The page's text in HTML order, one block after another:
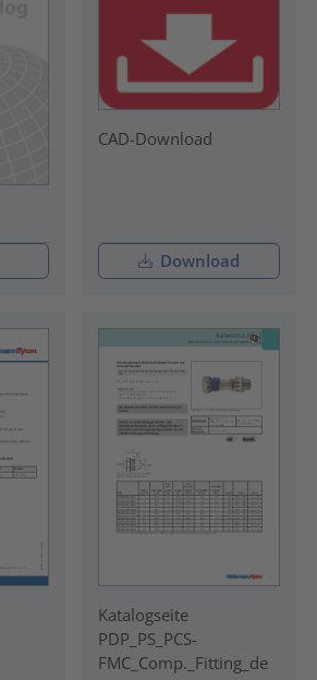
CAD-Download
Download
Katalogseite
PDP_PS_PCS-
FMC_Comp._Fitting_de